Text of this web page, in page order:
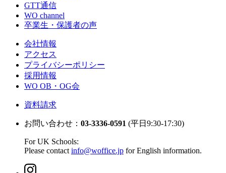
GTT通信
WO channel
卒業生・保護者の声
会社情報
アクセス
プライバシーポリシー
採用情報
WO OB・OG会
資料請求
お問い合わせ： 03-3336-0591 (平日9:30-17:30)
For UK Schools:
Please contact info@woffice.jp for English information.